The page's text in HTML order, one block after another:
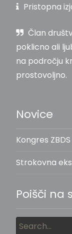
Pristopna
Član
poklicno ali
na področju
prostovoljno.
Novice
Kongres
Strokovna
Poišči na